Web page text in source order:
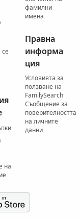
на
фамилни
имена
Правна
информа
ция
Условията за
ползване на
FamilySearch
Съобщение за
поверителността
на личните
данни